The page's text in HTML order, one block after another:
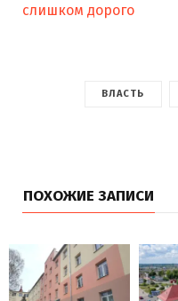
слишком дорого
ВЛАСТЬ
ПОХОЖИЕ ЗАПИСИ